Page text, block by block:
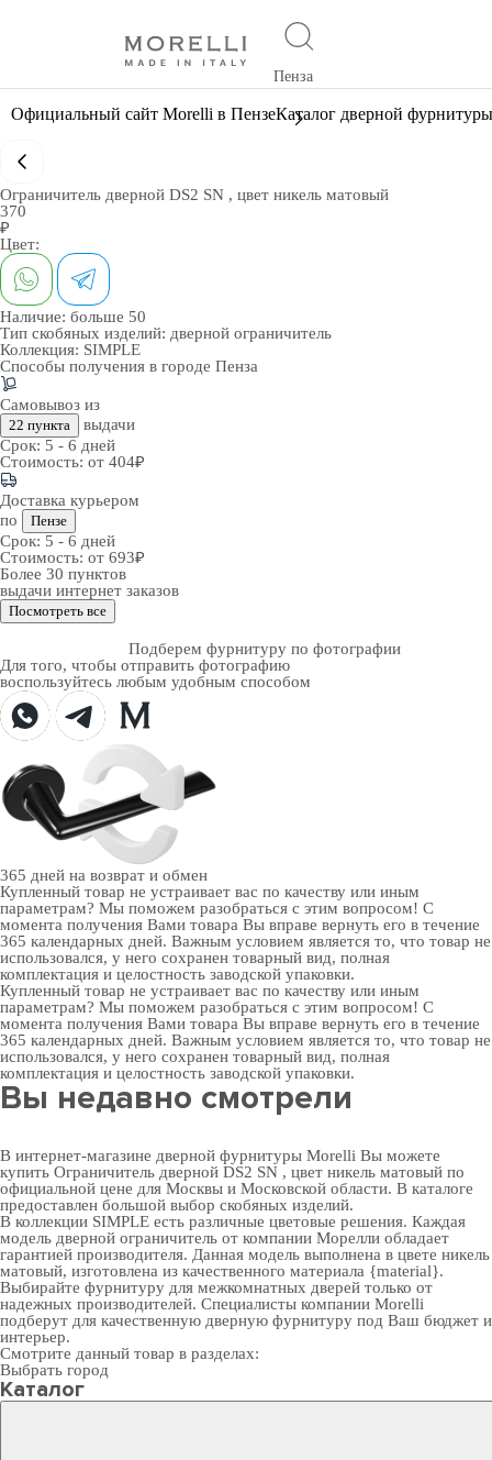
Пенза
Официальный сайт Morelli в ПензеКаталог дверной фурнитуры
Ограничитель дверной DS2 SN , цвет никель матовый
370
₽
Цвет:
Наличие: больше 50
Тип скобяных изделий: дверной ограничитель
Коллекция: SIMPLE
Способы получения в городе Пенза
Самовывоз из
22 пункта
выдачи
Срок: 5 - 6 дней
Стоимость: от 404₽
Доставка курьером
по
Пензе
Срок: 5 - 6 дней
Стоимость: от 693₽
Более 30 пунктов
выдачи интернет заказов
Посмотреть все
Подберем фурнитуру по фотографии
Для того, чтобы отправить фотографию
воспользуйтесь любым удобным способом
365 дней на возврат и обмен
Купленный товар не устраивает вас по качеству или иным
параметрам? Мы поможем разобраться с этим вопросом! С
момента получения Вами товара Вы вправе вернуть его в течение
365 календарных дней. Важным условием является то, что товар не
использовался, у него сохранен товарный вид, полная
комплектация и целостность заводской упаковки.
Купленный товар не устраивает вас по качеству или иным
параметрам? Мы поможем разобраться с этим вопросом! С
момента получения Вами товара Вы вправе вернуть его в течение
365 календарных дней. Важным условием является то, что товар не
использовался, у него сохранен товарный вид, полная
комплектация и целостность заводской упаковки.
Вы недавно смотрели
В интернет-магазине дверной фурнитуры Morelli Вы можете
купить Ограничитель дверной DS2 SN , цвет никель матовый по
официальной цене для Москвы и Московской области. В каталоге
предоставлен большой выбор скобяных изделий.
В коллекции SIMPLE есть различные цветовые решения. Каждая
модель дверной ограничитель от компании Морелли обладает
гарантией производителя. Данная модель выполнена в цвете никель
матовый, изготовлена из качественного материала {material}.
Выбирайте фурнитуру для межкомнатных дверей только от
надежных производителей. Специалисты компании Morelli
подберут для качественную дверную фурнитуру под Ваш бюджет и
интерьер.
Смотрите данный товар в разделах:
Выбрать город
Каталог